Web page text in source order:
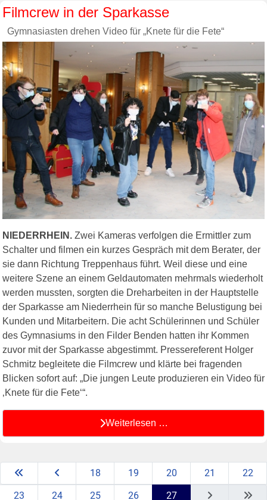
Filmcrew in der Sparkasse
Gymnasiasten drehen Video für „Knete für die Fete“
NIEDERRHEIN. Zwei Kameras verfolgen die Ermittler zum
Schalter und filmen ein kurzes Gespräch mit dem Berater, der
sie dann Richtung Treppenhaus führt. Weil diese und eine
weitere Szene an einem Geldautomaten mehrmals wiederholt
werden mussten, sorgten die Dreharbeiten in der Hauptstelle
der Sparkasse am Niederrhein für so manche Belustigung bei
Kunden und Mitarbeitern. Die acht Schülerinnen und Schüler
des Gymnasiums in den Filder Benden hatten ihr Kommen
zuvor mit der Sparkasse abgestimmt. Pressereferent Holger
Schmitz begleitete die Filmcrew und klärte bei fragenden
Blicken sofort auf: „Die jungen Leute produzieren ein Video für
‚Knete für die Fete‘“.
Weiterlesen …
18 19 20 21
22
23
24 25 26 27